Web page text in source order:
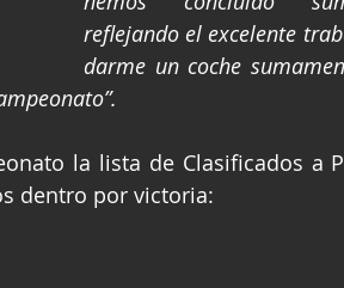
reflejando el excelente
darme un coche
la lista de Clasificados a
dentro por victoria: